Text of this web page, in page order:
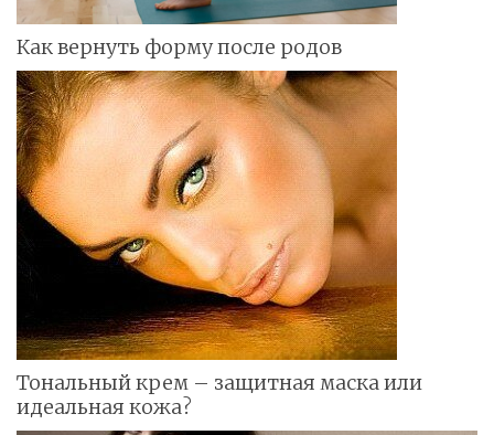
Как вернуть форму после родов
Тональный крем – защитная маска или
идеальная кожа?